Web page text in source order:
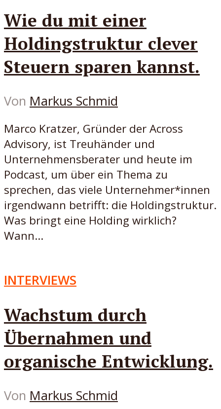
Wie du mit einer
Holdingstruktur clever
Steuern sparen kannst.
Von Markus Schmid
Marco Kratzer, Gründer der Across
Advisory, ist Treuhänder und
Unternehmensberater und heute im
Podcast, um über ein Thema zu
sprechen, das viele Unternehmer*innen
irgendwann betrifft: die Holdingstruktur.
Was bringt eine Holding wirklich?
Wann...
INTERVIEWS
Wachstum durch
Übernahmen und
organische Entwicklung.
Von Markus Schmid